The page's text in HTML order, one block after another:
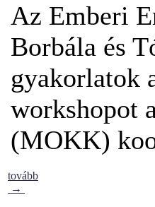
Az Emberi
Borbála és
gyakorlatok
workshopot
(MOKK)
tovább
→